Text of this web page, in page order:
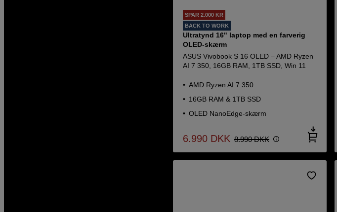
SPAR 2.000 KR
BACK TO WORK
Ultratynd 16" laptop med en farverig
OLED-skærm
ASUS Vivobook S 16 OLED – AMD Ryzen
AI 7 350, 16GB RAM, 1TB SSD, Win 11
AMD Ryzen AI 7 350
16GB RAM & 1TB SSD
OLED NanoEdge-skærm
6.990 DKK 8.990 DKK